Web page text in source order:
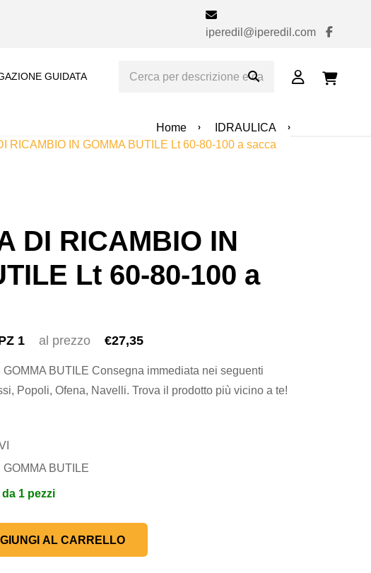
iperedil@iperedil.com
GUIDATA
Home
IDRAULICA
RICAMBIO IN GOMMA BUTILE Lt 60-80-100 a sacca
DI RICAMBIO IN
Lt 60-80-100 a
1 al prezzo €27,35
BUTILE Consegna immediata nei seguenti
Popoli, Ofena, Navelli. Trova il prodotto più vicino a te!
BUTILE
1 pezzi
AL CARRELLO